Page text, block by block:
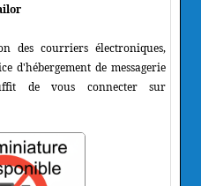
des courriers électroniques,
d'hébergement de messagerie
de vous connecter sur